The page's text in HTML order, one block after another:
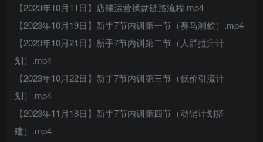
【2023年10月11日】店铺运营操盘链路流程.mp4
【2023年10月19日】新手7节内训第一节（赛马测款）.mp4
【2023年10月21日】新手7节内训第二节（人群拉升计
划）.mp4
【2023年10月22日】新手7节内训第三节（低价引流计
划）.mp4
【2023年11月18日】新手7节内训第四节（动销计划搭
建）.mp4